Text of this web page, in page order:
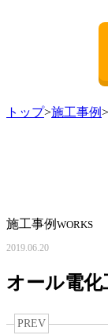
トップ>施工事例
施工事例 WORKS
2019.06.20
オール電化
PREV